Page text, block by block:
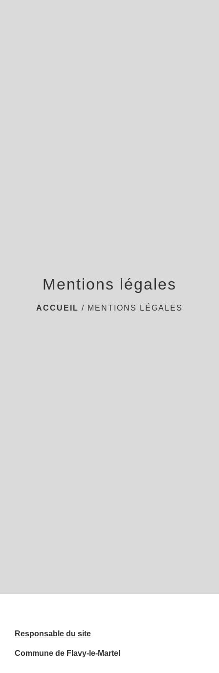
Mentions légales
ACCUEIL / MENTIONS LÉGALES
Responsable du site
Commune de Flavy-le-Martel